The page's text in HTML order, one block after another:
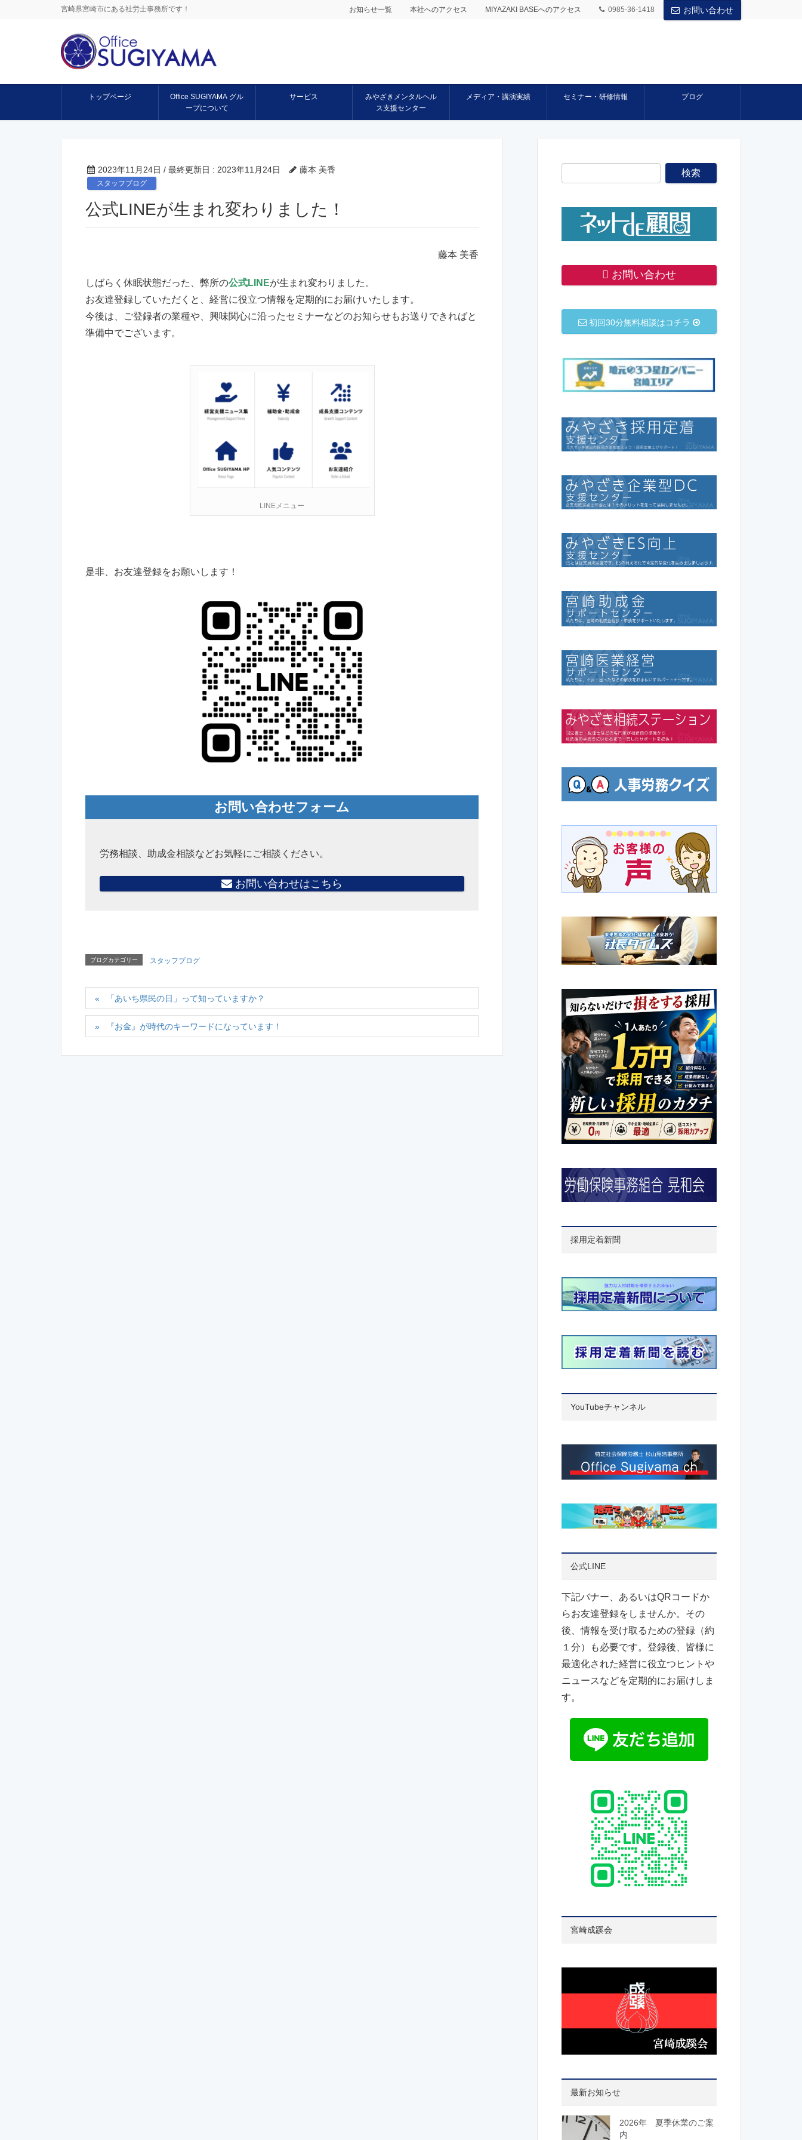
宮崎県宮崎市にある社労士事務所です！ お知らせ一覧 本社へのアクセス MIYAZAKI BASEへのアクセス 0985-36-1418 お問い合わせ
トップページ
Office SUGIYAMA グル
ープについて
サービス
みやざきメンタルヘル
ス支援センター
メディア・講演実績 セミナー・研修情報 ブログ
2023年11月24日 / 最終更新日 : 2023年11月24日 藤本 美香
スタッフブログ
公式LINEが生まれ変わりました！
藤本 美香
しばらく休眠状態だった、弊所の公式LINEが生まれ変わりました。
お友達登録していただくと、経営に役立つ情報を定期的にお届けいたします。
今後は、ご登録者の業種や、興味関心に沿ったセミナーなどのお知らせもお送りできればと
準備中でございます。
LINEメニュー
是非、お友達登録をお願いします！
お問い合わせフォーム
労務相談、助成金相談などお気軽にご相談ください。
お問い合わせはこちら
ブログカテゴリー スタッフブログ
「あいち県民の日」って知っていますか？
『お金』が時代のキーワードになっています！
お問い合わせ
初回30分無料相談はコチラ
採用定着新聞
YouTubeチャンネル
公式LINE
下記バナー、あるいはQRコードか
らお友達登録をしませんか。その
後、情報を受け取るための登録（約
１分）も必要です。登録後、皆様に
最適化された経営に役立つヒントや
ニュースなどを定期的にお届けしま
す。
宮崎成蹊会
最新お知らせ
2026年 夏季休業のご案
内